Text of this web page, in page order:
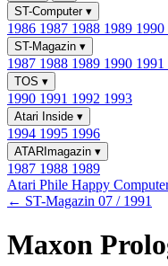
ST-Computer ▾
1986 1987 1988 1989 1990
ST-Magazin ▾
1987 1988 1989 1990 1991
TOS ▾
1990 1991 1992 1993
Atari Inside ▾
1994 1995 1996
ATARImagazin ▾
1987 1988 1989
Atari Phile Happy
← ST-Magazin 07 / 1991
Maxon